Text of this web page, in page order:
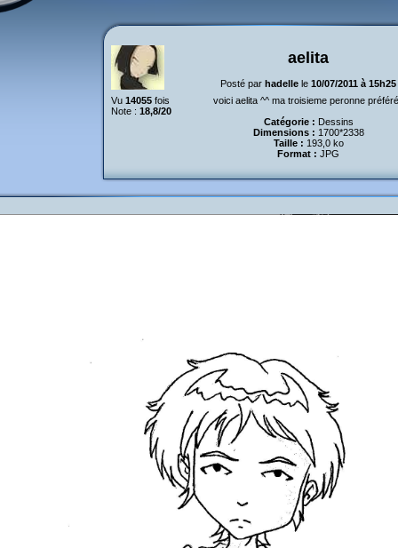
aelita
Posté par hadelle le 10/07/2011 à 15h25
Vu 14055fois
Note : 18,8/20
voici aelita ^^ ma troisieme peronne
Catégorie : Dessins
Dimensions : 1700*2338
Taille : 193,0 ko
Format : JPG